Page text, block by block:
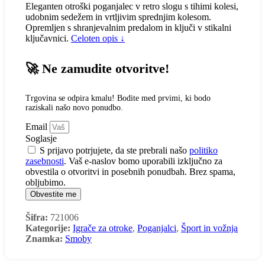
Eleganten otroški poganjalec v retro slogu s tihimi kolesi,
udobnim sedežem in vrtljivim sprednjim kolesom.
Opremljen s shranjevalnim predalom in ključi v stikalni
ključavnici. Celoten opis ↓
🚀 Ne zamudite otvoritve!
Trgovina se odpira kmalu! Bodite med prvimi, ki bodo
raziskali našo novo ponudbo.
Email
Soglasje
S prijavo potrjujete, da ste prebrali našo politiko
zasebnosti. Vaš e-naslov bomo uporabili izključno za
obvestila o otvoritvi in posebnih ponudbah. Brez spama,
obljubimo.
Obvestite me
Šifra: 721006
Kategorije: Igrače za otroke, Poganjalci, Šport in vožnja
Znamka: Smoby